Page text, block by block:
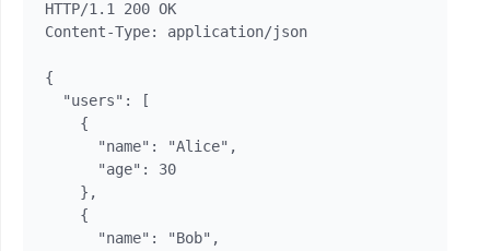
HTTP/1.1 200 OK
Content-Type: application/json
{
  "users": [
    {
      "name": "Alice",
      "age": 30
    },
    {
      "name": "Bob",